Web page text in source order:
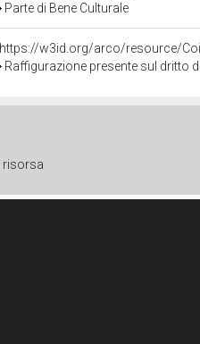
Parte di Bene Culturale
w3id.org/arco/resource/
Raffigurazione presente sul dritto
risorsa